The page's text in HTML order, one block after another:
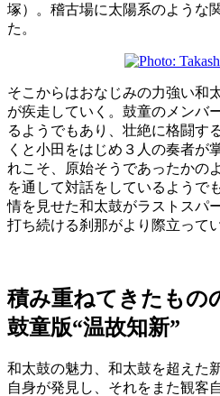
塚）。稽古場に太陽系のような
た。
そこからはおなじみの力強い和
が疾走していく。鼓童のメンバ
るようでもあり、壮絶に格闘す
くと小田をはじめ３人の奏者が
れこそ、原始そうであったかの
を通して対話をしているようで
情を見せた和太鼓がラストスパ
打ち続ける刹那がより際立って
積み重ねてきたもの
鼓童版“温故知新”
和太鼓の魅力、和太鼓を超えた
自身が発見し、それをまた観客